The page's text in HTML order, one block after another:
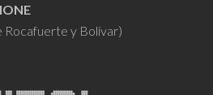
Rocafuerte y Bolívar)